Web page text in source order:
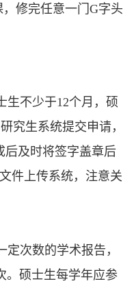
修完任意一门G字头
生不少于12个月，硕
究生系统提交申请，
后及时将签字盖章后
件上传系统，注意关
次数的学术报告，
。硕士生每学年应参